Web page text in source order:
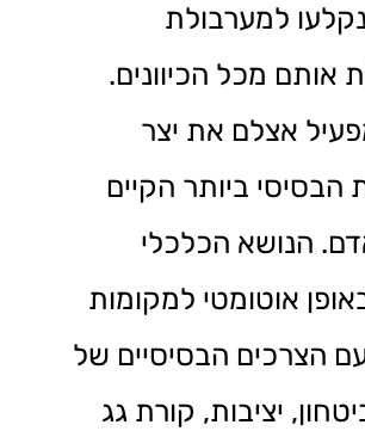
למערבולת
מכל הכיוונים.
אצלם את יצר
הבסיסי ביותר הקיים
הנושא הכלכלי
אוטומטי למקומות
הצרכים הבסיסיים של
יציבות, קורת גג